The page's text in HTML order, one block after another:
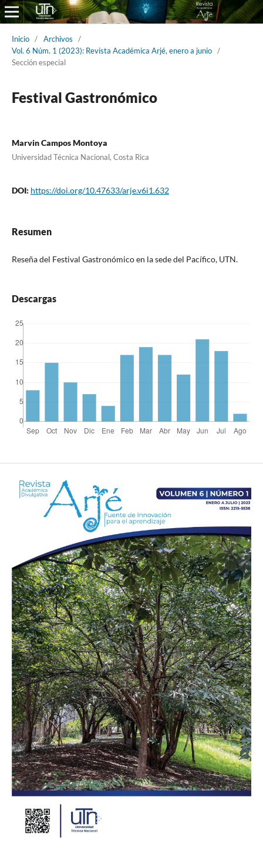
Inicio / Archivos
/
Vol. 6 Núm. 1 (2023): Revista Académica Arjé, enero a junio /
Sección especial
Festival Gastronómico
Marvin Campos Montoya
Universidad Técnica Nacional, Costa Rica
DOI: https://doi.org/10.47633/arje.v6i1.632
Resumen
Reseña del Festival Gastronómico en la sede del Pacífico, UTN.
Descargas